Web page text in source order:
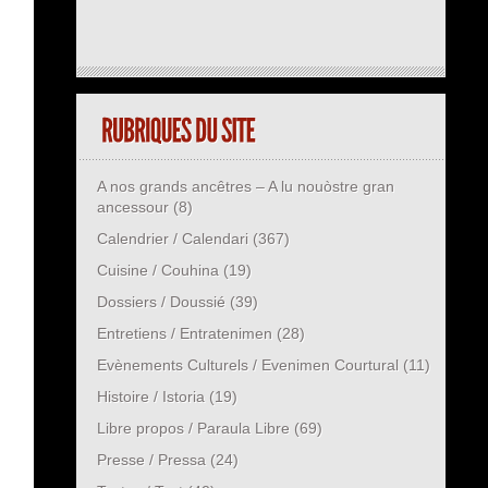
A nos grands ancêtres – A lu nouòstre gran
ancessour(8)
Calendrier / Calendari(367)
Cuisine / Couhina (19)
Dossiers / Doussié (39)
Entretiens / Entratenimen (28)
Evènements Culturels / Evenimen Courtural (11)
Histoire / Istoria (19)
Libre propos / Paraula Libre (69)
Presse / Pressa (24)